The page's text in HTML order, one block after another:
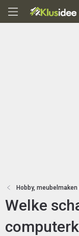
Hobby,
Welke